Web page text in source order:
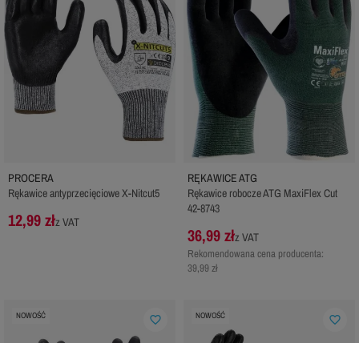
PROCERA
Rękawice antyprzecięciowe X-Nitcut5
12,99 złz VAT
RĘKAWICE ATG
Rękawice robocze ATG MaxiFlex Cut
42-8743
36,99 złz VAT
Rekomendowana cena producenta:
39,99 zł
NOWOŚĆ favorite_border NOWOŚĆ favorite_border